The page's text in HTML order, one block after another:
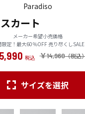
Paradiso
カート
メーカー希望小売価格
限定！最大60％OFF 売り尽くしSALE
￥14,960
サイズを選択